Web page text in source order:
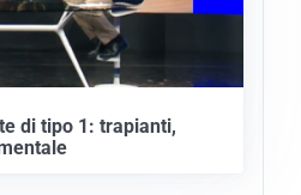
di tipo 1: trapianti,